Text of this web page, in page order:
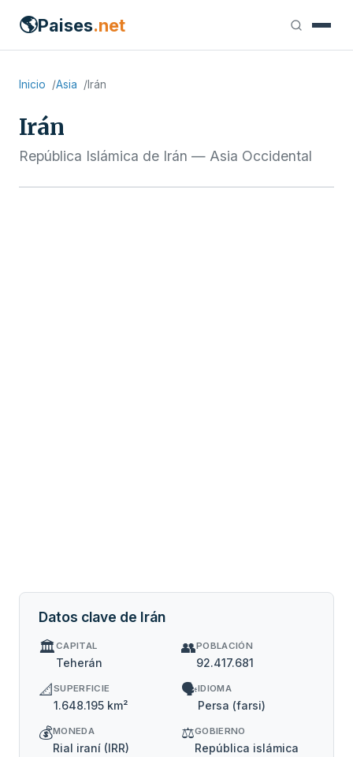
🌎Paises.net
Inicio Asia Irán
Irán
República Islámica de Irán — Asia Occidental
Datos clave de Irán
🏛️CAPITAL
Teherán
👥POBLACIÓN
92.417.681
📐SUPERFICIE
1.648.195 km²
🗣️IDIOMA
Persa (farsi)
💰MONEDA
Rial iraní (IRR)
⚖️GOBIERNO
República islámica